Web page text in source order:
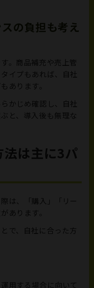
の負担も考え
。商品補充や売上管
イプもあれば、自社
あります。
かじめ確認し、自社
と、導入後も無理な
は主に3パ
は、「購入」「リー
あります。
で、自社に合った方
用する場合に向いて